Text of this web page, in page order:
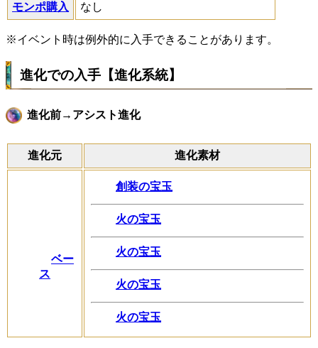
モンポ購入 なし
※イベント時は例外的に入手できることがあります。
進化での入手【進化系統】
進化前→アシスト進化
進化元 進化素材
ベー
ス
創装の宝玉
火の宝玉
火の宝玉
火の宝玉
火の宝玉